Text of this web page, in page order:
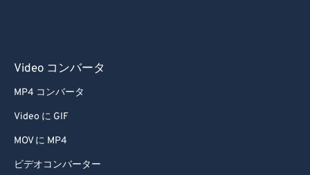
Video コンバータ
MP4 コンバータ
Video に GIF
MOV に MP4
ビデオコンバーター